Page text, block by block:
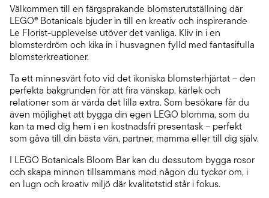
Välkommen till en färgsprakande blomsterutställning där
LEGO® Botanicals bjuder in till en kreativ och inspirerande
Le Florist-upplevelse utöver det vanliga. Kliv in i en
blomsterdröm och kika in i husvagnen fylld med fantasifulla
blomsterkreationer.
Ta ett minnesvärt foto vid det ikoniska blomsterhjärtat – den
perfekta bakgrunden för att fira vänskap, kärlek och
relationer som är värda det lilla extra. Som besökare får du
även möjlighet att bygga din egen LEGO blomma, som du
kan ta med dig hem i en kostnadsfri presentask – perfekt
som gåva till din bästa vän, partner, mamma eller till dig själv.
I LEGO Botanicals Bloom Bar kan du dessutom bygga rosor
och skapa minnen tillsammans med någon du tycker om, i
en lugn och kreativ miljö där kvalitetstid står i fokus.